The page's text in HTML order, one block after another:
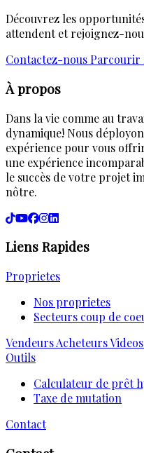
Découvrez les
attendent et rejoignez-
Contactez-nous Parcourir
À propos
Dans la vie comme au
dynamique! Nous
expérience pour vous
une expérience
le succès de votre projet
nôtre.
Liens Rapides
Proprietes
Nos proprietes
Secteurs coup de
VendeursAcheteursVideos
Outils
Calculateur de prêt
Taxe de mutation
Contact